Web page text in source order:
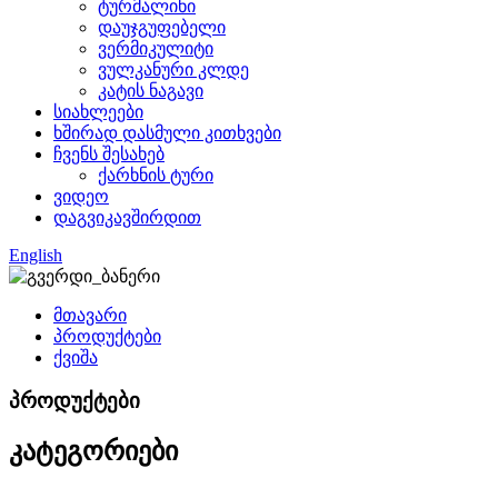
ტურმალინი
დაუჯგუფებელი
ვერმიკულიტი
ვულკანური კლდე
კატის ნაგავი
სიახლეები
ხშირად დასმული კითხვები
ჩვენს შესახებ
ქარხნის ტური
ვიდეო
დაგვიკავშირდით
English
მთავარი
პროდუქტები
ქვიშა
პროდუქტები
კატეგორიები